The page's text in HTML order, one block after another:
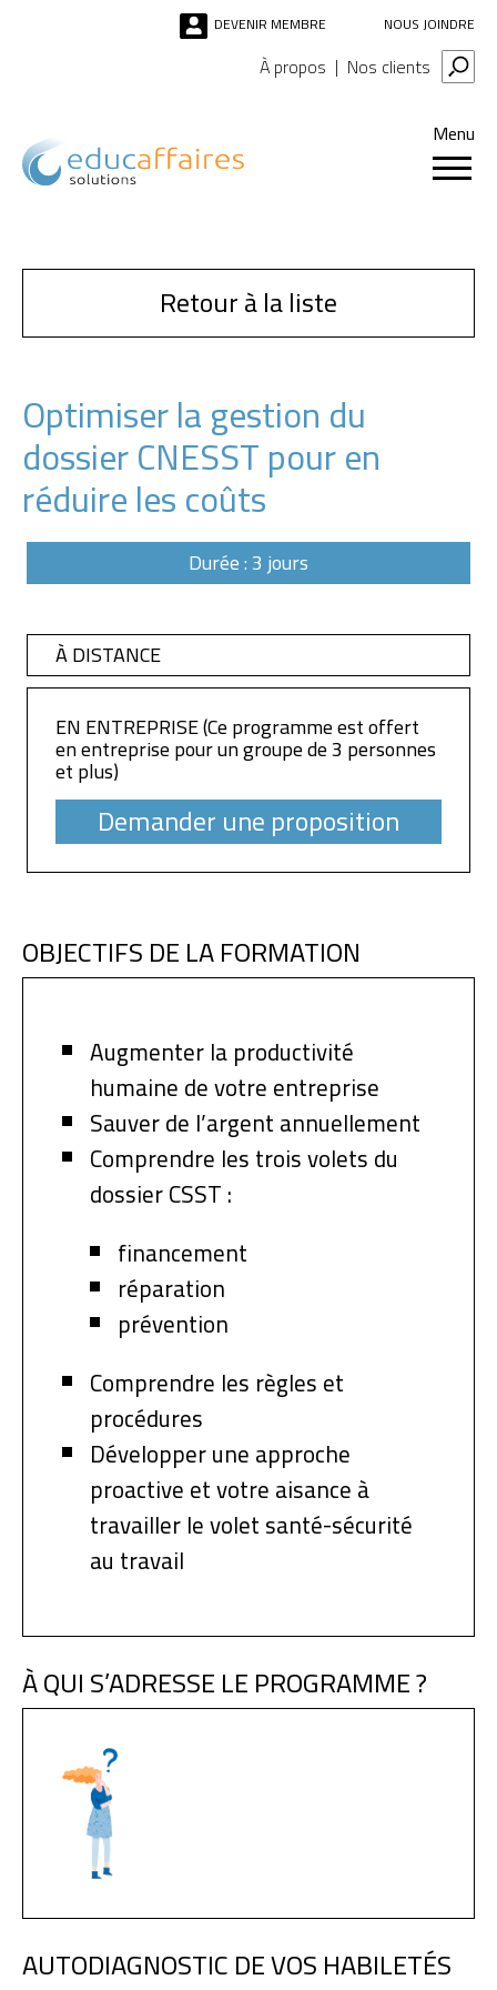
NOUS JOINDRE
DEVENIR MEMBRE
À propos Nos clients
Menu
Retour à la liste
Optimiser la gestion du
dossier CNESST pour en
réduire les coûts
Durée : 3 jours
À DISTANCE
EN ENTREPRISE (Ce programme est offert
en entreprise pour un groupe de 3 personnes
et plus)
Demander une proposition
OBJECTIFS DE LA FORMATION
Augmenter la productivité
humaine de votre entreprise
Sauver de l’argent annuellement
Comprendre les trois volets du
dossier CSST :
financement
réparation
prévention
Comprendre les règles et
procédures
Développer une approche
proactive et votre aisance à
travailler le volet santé-sécurité
au travail
À QUI S’ADRESSE LE PROGRAMME ?
AUTODIAGNOSTIC DE VOS HABILETÉS